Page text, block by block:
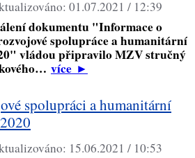
01.07.2021 / 12:39
dokumentu "Informace o
spolupráce a humanitární
vládou připravilo MZV stručný
více►
spolupráci a humanitární
15.06.2021 / 10:53